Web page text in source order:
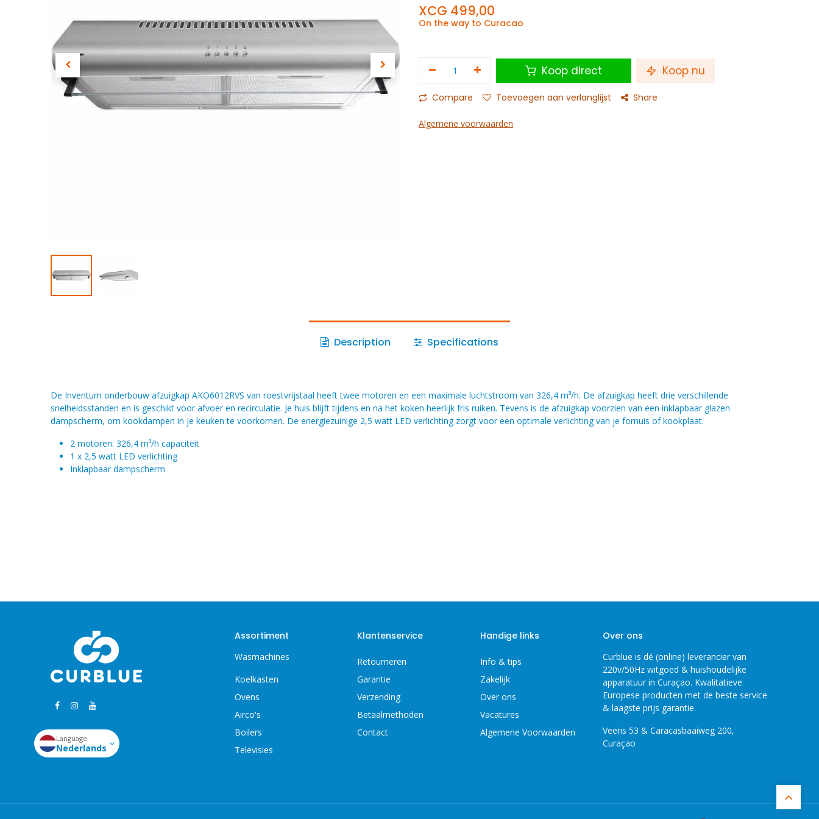
Language
Nederlands
XCG 499,00
On the way to Curacao
Koop direct Koop nu
Compare Toevoegen aan verlanglijst Share
Algemene voorwaarden
Description Specifications
De Inventum onderbouw afzuigkap AKO6012RVS van roestvrijstaal heeft twee motoren en een maximale luchtstroom van 326,4 m³/h. De afzuigkap heeft drie verschillende
snelheidsstanden en is geschikt voor afvoer en recirculatie. Je huis blijft tijdens en na het koken heerlijk fris ruiken. Tevens is de afzuigkap voorzien van een inklapbaar glazen
dampscherm, om kookdampen in je keuken te voorkomen. De energiezuinige 2,5 watt LED verlichting zorgt voor een optimale verlichting van je fornuis of kookplaat.
2 motoren: 326,4 m³/h capaciteit
1 x 2,5 watt LED verlichting
Inklapbaar dampscherm
Assortiment
Wasmachines
Koelkasten
Ovens
Airco's
Boilers
Televisies
Klantenservice
Retourneren
Garantie
Verzending
Betaalmethoden
Contact
Handige links
Info & tips
Zakelijk
Over ons
Vacatures
Algemene Voorwaarden
Over ons
Curblue is dé (online) leverancier van
220v/50Hz witgoed & huishoudelijke
apparatuur in Curaçao. Kwalitatieve
Europese producten met de beste service
& laagste prijs garantie.
Veeris 53 & Caracasbaaiweg 200,
Curaçao